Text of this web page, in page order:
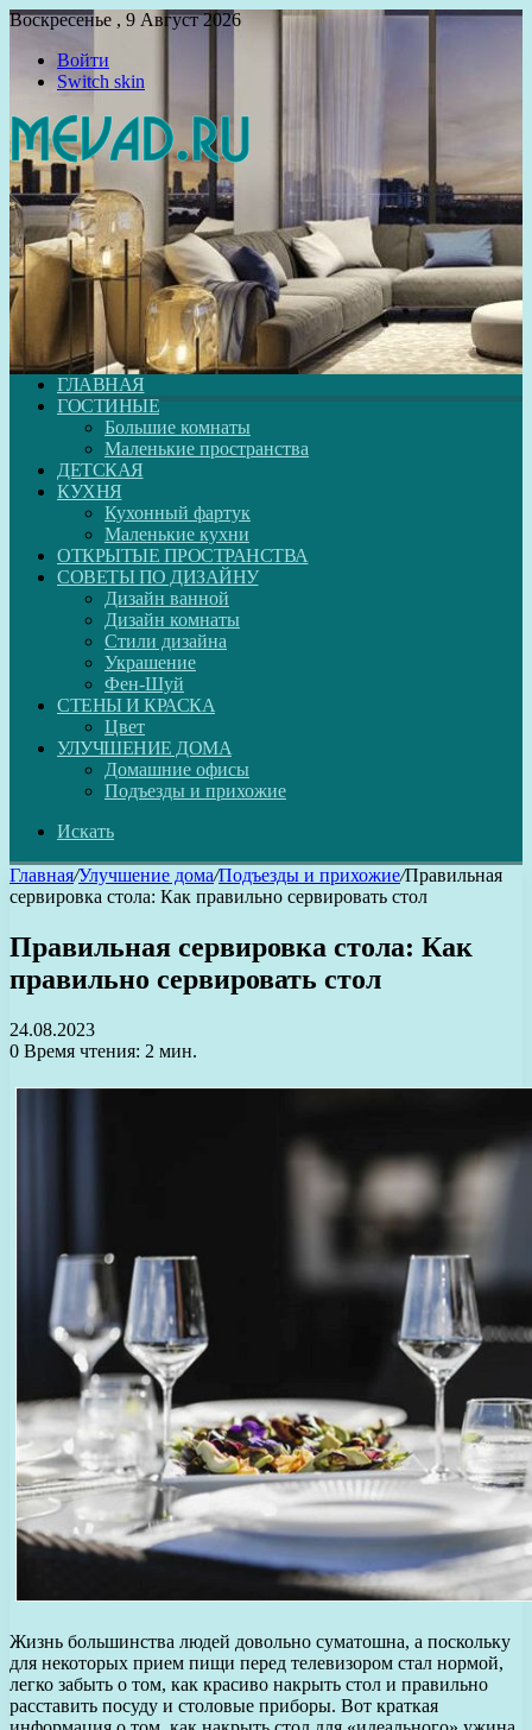
Воскресенье , 9 Август 2026
Войти
Switch skin
ГЛАВНАЯ
ГОСТИНЫЕ
Большие комнаты
Маленькие пространства
ДЕТСКАЯ
КУХНЯ
Кухонный фартук
Маленькие кухни
ОТКРЫТЫЕ ПРОСТРАНСТВА
СОВЕТЫ ПО ДИЗАЙНУ
Дизайн ванной
Дизайн комнаты
Стили дизайна
Украшение
Фен-Шуй
СТЕНЫ И КРАСКА
Цвет
УЛУЧШЕНИЕ ДОМА
Домашние офисы
Подъезды и прихожие
Искать
Главная/Улучшение дома/Подъезды и прихожие/Правильная
сервировка стола: Как правильно сервировать стол
Правильная сервировка стола: Как
правильно сервировать стол
24.08.2023
0 Время чтения: 2 мин.
Жизнь большинства людей довольно суматошна, а поскольку
для некоторых прием пищи перед телевизором стал нормой,
легко забыть о том, как красиво накрыть стол и правильно
расставить посуду и столовые приборы. Вот краткая